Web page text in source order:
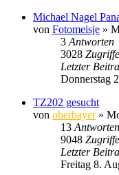
Michael Nagel
von Fotomeisje »
3 Antworten
3028 Zugriffe
Letzter
Donnerstag
TZ202 gesucht
von oberbayer»
13 Antworten
9048 Zugriffe
Letzter
Freitag 8.